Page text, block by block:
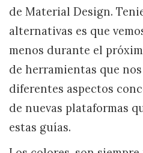
de Material Design.
alternativas es que
menos durante el
de herramientas que
diferentes aspectos
de nuevas plataformas
estas guías.